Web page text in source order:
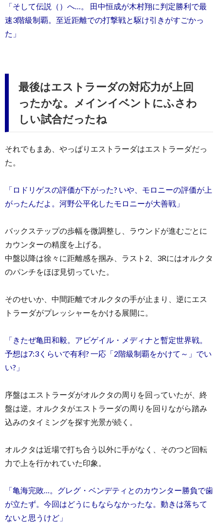
「そして伝説（）へ…。 田中恒成が木村翔に判定勝利で最
速3階級制覇。至近距離での打撃戦と駆け引きがすごかっ
た」
最後はエストラーダの対応力が上回
ったかな。メインイベントにふさわ
しい試合だったね
それでもまあ、やっぱりエストラーダはエストラーダだっ
た。
「ロドリゲスの評価が下がった? いや、モロニーの評価が上
がったんだよ。河野公平化したモロニーが大善戦」
バックステップの歩幅を微調整し、ラウンドが進むごとに
カウンターの精度を上げる。
中盤以降は徐々に距離感を掴み、ラスト2、3Rにはオルクタ
のパンチをほぼ見切っていた。
そのせいか、中間距離でオルクタの手が止まり、逆にエス
トラーダがプレッシャーをかける展開に。
「きたぜ亀田和毅。アビゲイル・メディナと暫定世界戦。
予想は7:3くらいで有利? 一応「2階級制覇をかけて～」でい
い?」
序盤はエストラーダがオルクタの周りを回っていたが、終
盤は逆。オルクタがエストラーダの周りを回りながら踏み
込みのタイミングを探す光景が続く。
オルクタは近場で打ち合う以外に手がなく、そのつど回転
力で上を行かれていた印象。
「亀海完敗…。グレグ・ベンデティとのカウンター勝負で歯
が立たず。今回はどうにもならなかったな。動きは落ちて
ないと思うけど」